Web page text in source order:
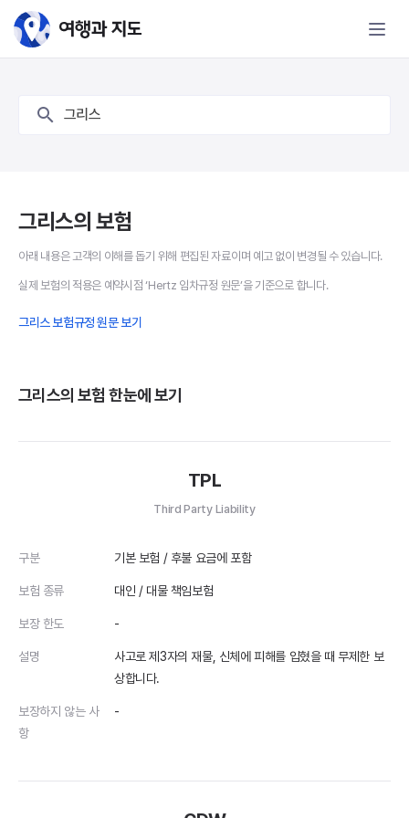
그리스 보험 - 여행과 지도
그리스
그리스의 보험
아래 내용은 고객의 이해를 돕기 위해 편집된 자료이며 예고 없이 변경될 수 있습니다.
실제 보험의 적용은 예약시점 ‘Hertz 임차규정 원문’을 기준으로 합니다.
그리스 보험규정 원문 보기
그리스의 보험 한눈에 보기
TPL
Third Party Liability
구분 기본 보험 / 후불 요금에 포함
보험 종류 대인 / 대물 책임보험
보장 한도 -
설명
사고로 제3자의 재물, 신체에 피해를 입혔을 때 무제한 보
상합니다.
보장하지 않는 사
항
-